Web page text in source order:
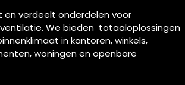
en verdeelt onderdelen voor
We bieden totaaloplossingen
in kantoren, winkels,
woningen en openbare